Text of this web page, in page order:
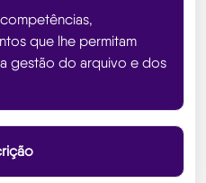
que lhe permitam
gestão do arquivo e dos